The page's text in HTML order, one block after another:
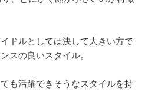
ドルとしては決して大きい方で
スの良いスタイル。
も活躍できそうなスタイルを持